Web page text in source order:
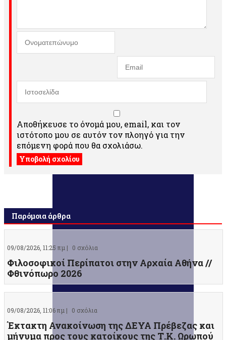
Αποθήκευσε το όνομά μου, email, και τον
ιστότοπο μου σε αυτόν τον πλοηγό για την
επόμενη φορά που θα σχολιάσω.
Παρόμοια άρθρα
09/08/2026, 11:25 πμ | 0 σχόλια
Φιλοσοφικοί Περίπατοι στην Αρχαία Αθήνα //
Φθινόπωρο 2026
09/08/2026, 11:06 πμ | 0 σχόλια
Έκτακτη Ανακοίνωση της ΔΕΥΑ Πρέβεζας και
μήνυμα προς τους κατοίκους της Τ.Κ. Ωρωπού